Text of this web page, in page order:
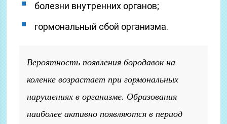
болезни внутренних органов;
гормональный сбой организма.
Вероятность появления бородавок на
коленке возрастает при гормональных
нарушениях в организме. Образования
наиболее активно появляются в период